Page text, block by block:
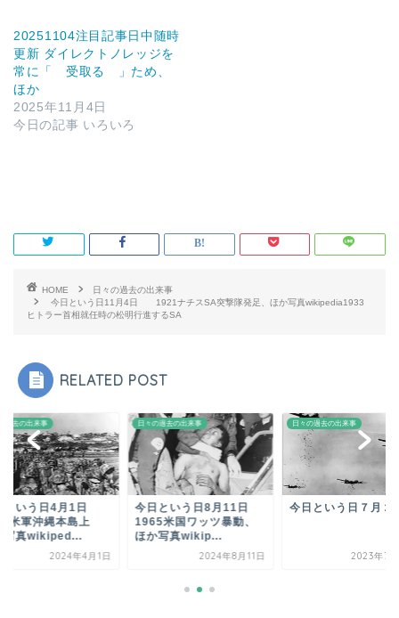
20251104注目記事日中随時
更新 ダイレクトノレッジを
常に「 受取る 」ため、
ほか
2025年11月4日
今日の記事 いろいろ
HOME
日々の過去の出来事
今日という日11月4日 1921ナチスSA突撃隊発足、ほか写真wikipedia1933
ヒトラー首相就任時の松明行進するSA
RELATED POST
過去の出来事
という日4月1日
米軍沖縄本島上
写真wikiped...
2024年4月1日
日々の過去の出来事
今日という日8月11日
1965米国ワッツ暴動、
ほか写真wikip...
2024年8月11日
日々の過去の出来事
今日という日７月２
2023年7